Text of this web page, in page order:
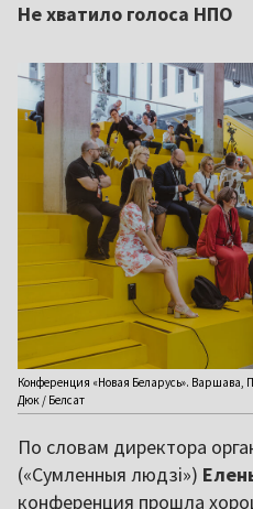
Не хватило голоса НПО
Конференция «Новая Беларусь». Варшава,
Дюк / Белсат
По словам директора
(«Сумленныя людзі»)
конференция прошла